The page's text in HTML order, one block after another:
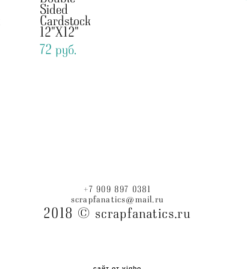
Sided
Cardstock
12"X12"
72 pуб.
+7 909 897 0381
scrapfanatics@mail.ru
2018 © scrapfanatics.ru